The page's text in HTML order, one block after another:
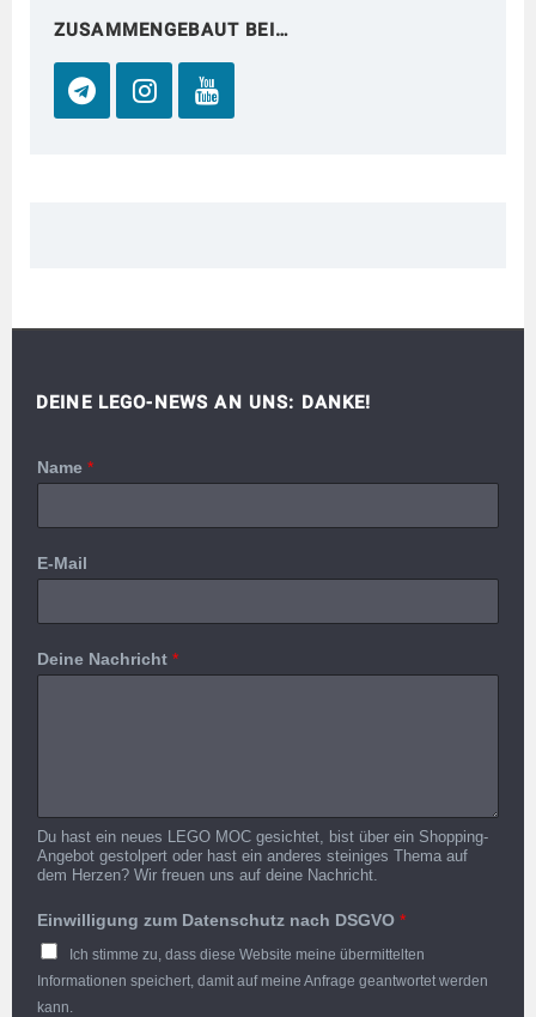
ZUSAMMENGEBAUT BEI…
DEINE LEGO-NEWS AN UNS: DANKE!
Name *
E-Mail
Deine Nachricht *
Du hast ein neues LEGO MOC gesichtet, bist über ein Shopping-
Angebot gestolpert oder hast ein anderes steiniges Thema auf
dem Herzen? Wir freuen uns auf deine Nachricht.
Einwilligung zum Datenschutz nach DSGVO *
Ich stimme zu, dass diese Website meine übermittelten
Informationen speichert, damit auf meine Anfrage geantwortet werden
kann.